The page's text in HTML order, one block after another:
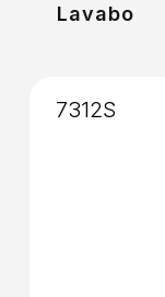
Lavabo
7312S